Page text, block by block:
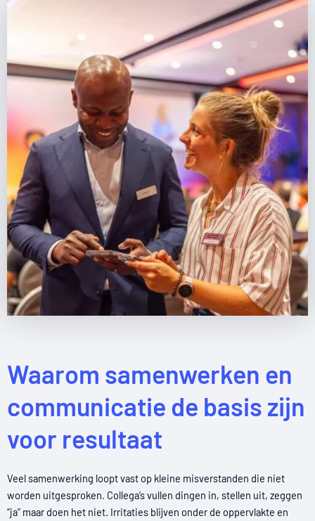
Waarom samenwerken en
communicatie de basis zijn
voor resultaat
Veel samenwerking loopt vast op kleine misverstanden die niet
worden uitgesproken. Collega’s vullen dingen in, stellen uit, zeggen
“ja” maar doen het niet. Irritaties blijven onder de oppervlakte en